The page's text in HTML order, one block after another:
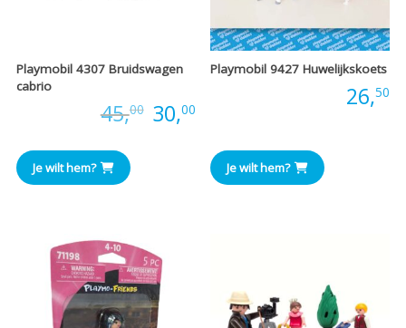
Playmobil 4307 Bruidswagen
cabrio
45,00 Oorspronkelijke
30,00Huidige
prijs
is:
Je wilt hem?
Playmobil 9427 Huwelijkskoets
26,50
Je wilt hem?